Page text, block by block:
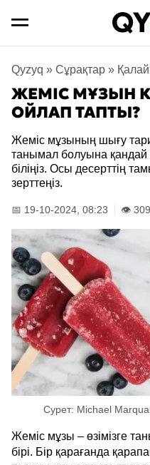
Qyzyq » Сұрақтар »
ЖЕМІС МҰЗЫН
ОЙЛАП ТАПТЫ?
Жеміс мұзының шығу
танымал болуына қандай
біліңіз. Осы десерттің
зерттеңіз.
📅 19-10-2024, 08:23 👁️ 309
Сурет: Michael
Жеміс мұзы – өзімізге
бірі. Бір қарағанда